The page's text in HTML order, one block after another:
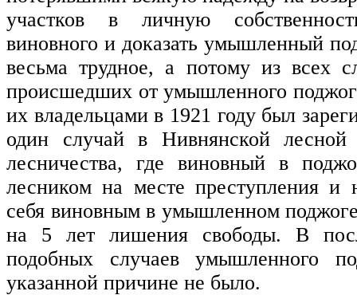
участков в личную
виновного и доказать умышленный
весьма трудное, а потому из всех
происшедших от умышленного
их владельцами в 1921 году был
один случай в Нивнянской лесной
лесничества, где виновный в
лесником на месте преступления и
себя виновным в умышленном
на 5 лет лишения свободы. В
подобных случаев умышленного
указанной причине не было.